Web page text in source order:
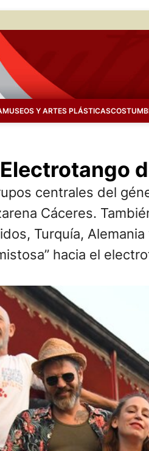
MUSEOS Y ARTES PLÁSTICAS
centrales del
Cáceres.
Turquía,
hacia el